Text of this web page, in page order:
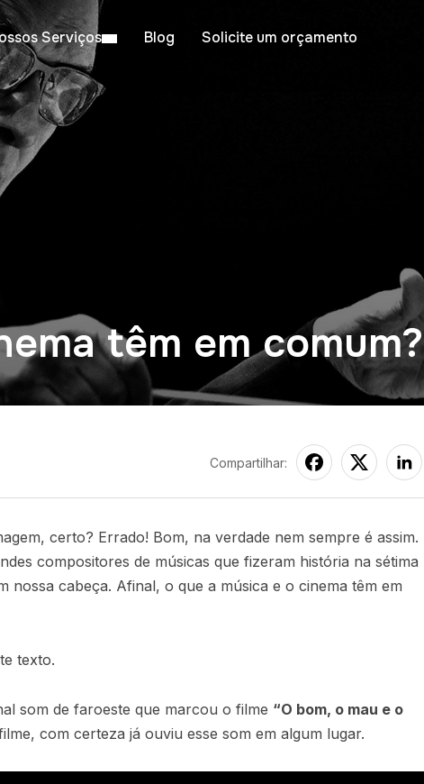
Serviços Blog Solicite um orçamento
têm em comum?
Compartilhar:
certo? Errado! Bom, na verdade nem sempre é assim.
compositores de músicas que fizeram história na sétima
nossa cabeça. Afinal, o que a música e o cinema têm em
texto.
som de faroeste que marcou o filme “O bom, o mau e o
com certeza já ouviu esse som em algum lugar.